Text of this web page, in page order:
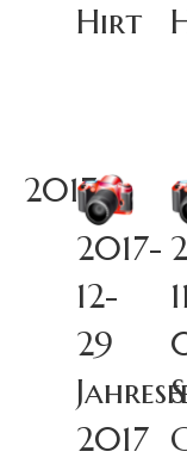
Hirt
2017
2017-
12-
29
2017